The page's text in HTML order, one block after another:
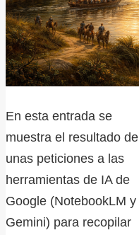
En esta entrada se
muestra el resultado de
unas peticiones a las
herramientas de IA de
Google (NotebookLM y
Gemini) para recopilar